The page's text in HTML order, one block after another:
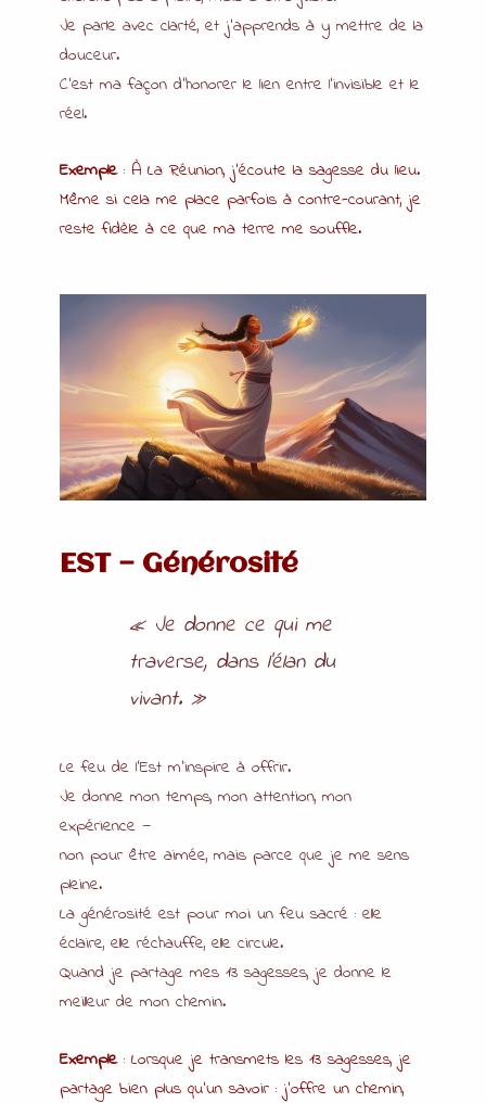
Je parle avec clarté, et j’apprends à y mettre de la
douceur.
C’est ma façon d’honorer le lien entre l’invisible et le
réel.
Exemple: À La Réunion, j’écoute la sagesse du lieu.
Même si cela me place parfois à contre-courant, je
reste fidèle à ce que ma terre me souffle.
EST — Générosité
« Je donne ce qui me
traverse, dans l’élan du
vivant. »
Le feu de l’Est m’inspire à offrir.
Je donne mon temps, mon attention, mon
expérience —
non pour être aimée, mais parce que je me sens
pleine.
La générosité est pour moi un feu sacré : elle
éclaire, elle réchauffe, elle circule.
Quand je partage mes 13 sagesses, je donne le
meilleur de mon chemin.
Exemple: Lorsque je transmets les 13 sagesses, je
partage bien plus qu’un savoir : j’offre un chemin,